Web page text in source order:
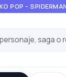
POP -